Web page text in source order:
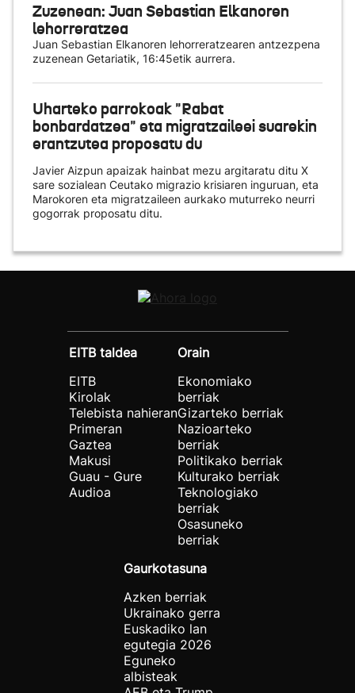
Zuzenean: Juan Sebastian Elkanoren
lehorreratzea
Juan Sebastian Elkanoren lehorreratzearen antzezpena
zuzenean Getariatik, 16:45etik aurrera.
Uharteko parrokoak "Rabat
bonbardatzea" eta migratzaileei suarekin
erantzutea proposatu du
Javier Aizpun apaizak hainbat mezu argitaratu ditu X
sare sozialean Ceutako migrazio krisiaren inguruan, eta
Marokoren eta migratzaileen aurkako muturreko neurri
gogorrak proposatu ditu.
EITB taldea
EITB
Kirolak
Telebista nahieran
Primeran
Gaztea
Makusi
Guau - Gure
Audioa
Orain
Ekonomiako
berriak
Gizarteko berriak
Nazioarteko
berriak
Politikako berriak
Kulturako berriak
Teknologiako
berriak
Osasuneko
berriak
Gaurkotasuna
Azken berriak
Ukrainako gerra
Euskadiko lan
egutegia 2026
Eguneko
albisteak